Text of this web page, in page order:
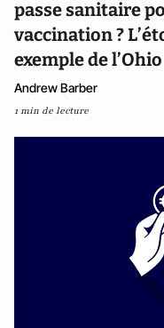
passe sanitaire
vaccination ?
exemple de l’Ohio
Andrew Barber
1 min de lecture